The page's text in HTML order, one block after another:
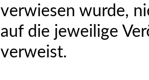
verwiesen wurde,
auf die jeweilige
verweist.